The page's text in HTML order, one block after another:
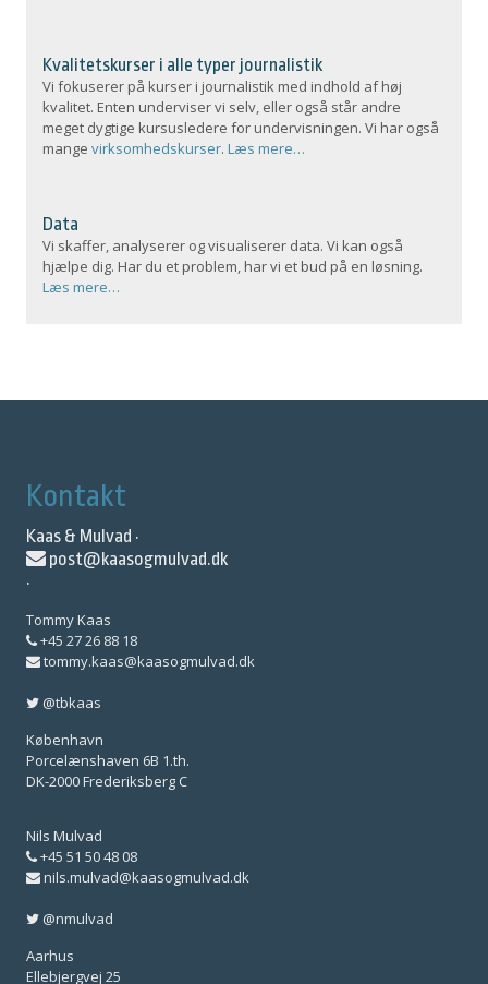
Kvalitetskurser i alle typer journalistik
Vi fokuserer på kurser i journalistik med indhold af høj
kvalitet. Enten underviser vi selv, eller også står andre
meget dygtige kursusledere for undervisningen. Vi har også
mangevirksomhedskurser.Læs mere…
Data
Vi skaffer, analyserer og visualiserer data. Vi kan også
hjælpe dig. Har du et problem, har vi et bud på en løsning.
Læs mere…
Kontakt
Kaas & Mulvad ·
post@kaasogmulvad.dk
·
Tommy Kaas
+45 27 26 88 18
tommy.kaas@kaasogmulvad.dk
@tbkaas
København
Porcelænshaven 6B 1.th.
DK-2000 Frederiksberg C
Nils Mulvad
+45 51 50 48 08
nils.mulvad@kaasogmulvad.dk
@nmulvad
Aarhus
Ellebjergvej 25